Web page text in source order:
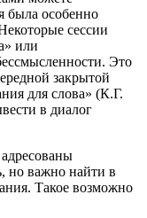
была особенно
сессии
или
Это
закрытой
для слова» (К.Г.
в диалог
но важно найти в
Такое возможно